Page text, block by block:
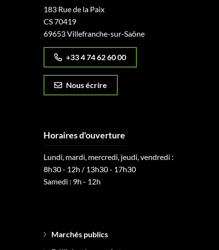
183 Rue de la Paix
CS 70419
69653 Villefranche-sur-Saône
+33 4 74 62 60 00
Nous écrire
Horaires d'ouverture
Lundi, mardi, mercredi, jeudi, vendredi :
8h30 - 12h / 13h30 - 17h30
Samedi : 9h - 12h
Marchés publics